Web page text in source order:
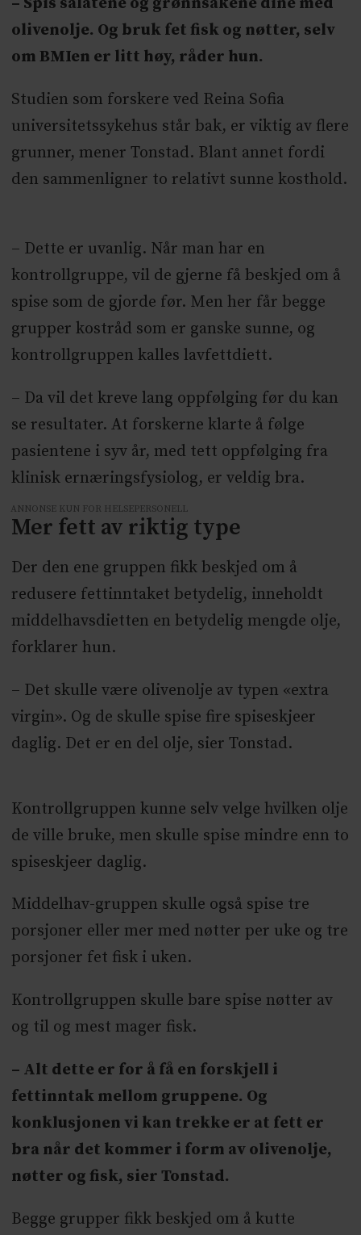
olivenolje. Og bruk fet fisk og nøtter, selv
om BMIen er litt høy, råder hun.
Studien som forskere ved Reina Sofia
universitetssykehus står bak, er viktig av flere
grunner, mener Tonstad. Blant annet fordi
den sammenligner to relativt sunne kosthold.
– Dette er uvanlig. Når man har en
kontrollgruppe, vil de gjerne få beskjed om å
spise som de gjorde før. Men her får begge
grupper kostråd som er ganske sunne, og
kontrollgruppen kalles lavfettdiett.
– Da vil det kreve lang oppfølging før du kan
se resultater. At forskerne klarte å følge
pasientene i syv år, med tett oppfølging fra
klinisk ernæringsfysiolog, er veldig bra.
ANNONSE KUN FOR HELSEPERSONELL
Mer fett av riktig type
Der den ene gruppen fikk beskjed om å
redusere fettinntaket betydelig, inneholdt
middelhavsdietten en betydelig mengde olje,
forklarer hun.
– Det skulle være olivenolje av typen «extra
virgin». Og de skulle spise fire spiseskjeer
daglig. Det er en del olje, sier Tonstad.
Kontrollgruppen kunne selv velge hvilken olje
de ville bruke, men skulle spise mindre enn to
spiseskjeer daglig.
Middelhav-gruppen skulle også spise tre
porsjoner eller mer med nøtter per uke og tre
porsjoner fet fisk i uken.
Kontrollgruppen skulle bare spise nøtter av
og til og mest mager fisk.
– Alt dette er for å få en forskjell i
fettinntak mellom gruppene. Og
konklusjonen vi kan trekke er at fett er
bra når det kommer i form av olivenolje,
nøtter og fisk, sier Tonstad.
Begge grupper fikk beskjed om å kutte